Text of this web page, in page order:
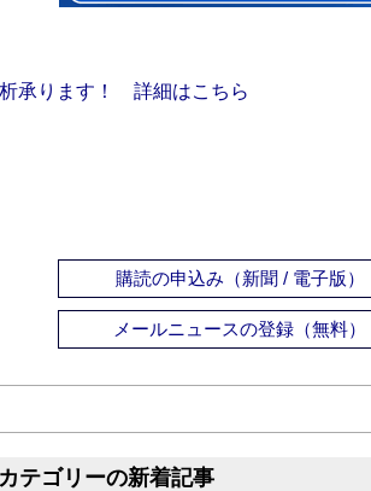
承ります！ 詳細はこちら
購読の申込み（新聞 / 電子版）
メールニュースの登録（無料）
テゴリーの新着記事